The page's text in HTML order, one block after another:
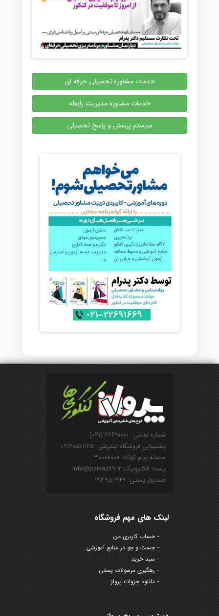
خدمات مشاوره تحصیلی حرفه ای
خدمات مشاوره مدیریت رابطه
سیستم پرسش و پاسخ تحصیلی
شماره تماس : ۲۲۶۹۱۰۱۰-(۰۲۱)
پشتیبانی فروشگاه اینترنتی: ۰۹۱۲۸۵۰۱۱۲۵
سامانه پیام کوتاه: ۳۰۰۰۸۰۰۸
پست الکترونیک: info@parvaz99.ir
صندوق پستی: ۱۹۴۹-۱۹۳۹۵
لینک های مهم فروشگاه
حساب کاربری من
جست و جو در منابع آموزشی
سبد خرید
رهگیری مرسولات پستی
دانلود جزوات پرواز